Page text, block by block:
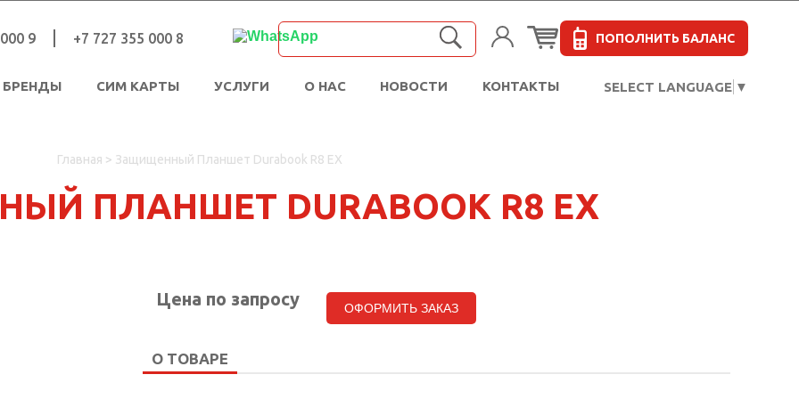
9 +7 727 355 000 8 ПОПОЛНИТЬ БАЛАНС
БРЕНДЫ СИМ КАРТЫ УСЛУГИ О НАС НОВОСТИ КОНТАКТЫ SELECT LANGUAGE ▼
Главная > Защищенный Планшет Durabook R8 EX
ПЛАНШЕТ DURABOOK R8 EX
Цена по запросу ОФОРМИТЬ ЗАКАЗ
О ТОВАРЕ